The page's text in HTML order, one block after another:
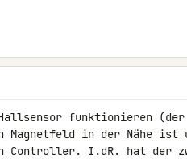
funktionieren
Magnetfeld in der Nähe
Controller. I.dR. hat der